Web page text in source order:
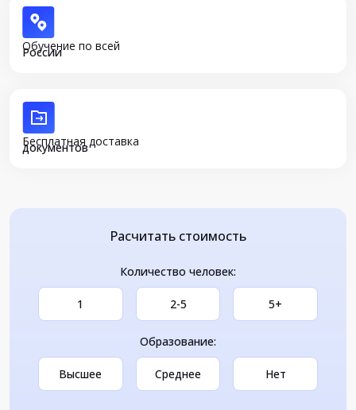
Обучение по всей
России
Бесплатная доставка
документов
Расчитать стоимость
Количество человек:
1 2-5 5+
Образование:
Высшее Среднее Нет